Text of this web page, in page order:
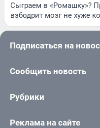
Сыграем в «Ромашку»?
взбодрит мозг не хуже
Подписаться на
Сообщить новость
Рубрики
Реклама на сайте